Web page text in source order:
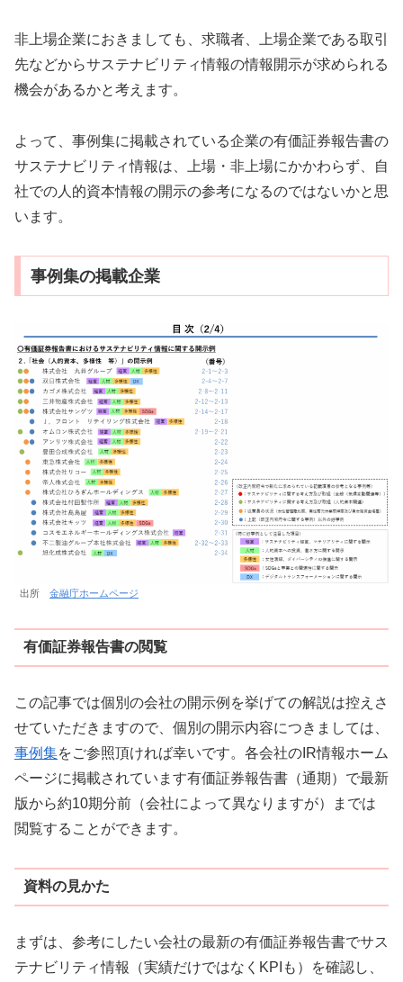
非上場企業におきましても、求職者、上場企業である取引
先などからサステナビリティ情報の情報開示が求められる
機会があるかと考えます。
よって、事例集に掲載されている企業の有価証券報告書の
サステナビリティ情報は、上場・非上場にかかわらず、自
社での人的資本情報の開示の参考になるのではないかと思
います。
事例集の掲載企業
出所 金融庁ホームページ
有価証券報告書の閲覧
この記事では個別の会社の開示例を挙げての解説は控えさ
せていただきますので、個別の開示内容につきましては、
事例集をご参照頂ければ幸いです。各会社のIR情報ホーム
ページに掲載されています有価証券報告書（通期）で最新
版から約10期分前（会社によって異なりますが）までは
閲覧することができます。
資料の見かた
まずは、参考にしたい会社の最新の有価証券報告書でサス
テナビリティ情報（実績だけではなくKPIも）を確認し、